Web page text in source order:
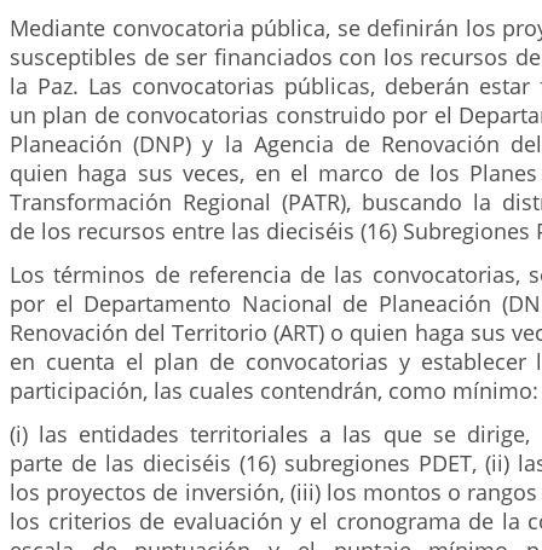
Mediante convocatoria pública, se definirán los
susceptibles de ser financiados con los recursos
la Paz. Las convocatorias públicas, deberán
un plan de convocatorias construido por el
Planeación (DNP) y la Agencia de Renovación
quien haga sus veces, en el marco de los
Transformación Regional (PATR), buscando la
de los recursos entre las dieciséis (16) Subregiones
Los términos de referencia de las convocatorias,
por el Departamento Nacional de Planeación
Renovación del Territorio (ART) o quien haga sus
en cuenta el plan de convocatorias y establecer
participación, las cuales contendrán, como mínimo:
(i) las entidades territoriales a las que se dirige,
parte de las dieciséis (16) subregiones PDET, (ii)
los proyectos de inversión, (iii) los montos o
los criterios de evaluación y el cronograma de la